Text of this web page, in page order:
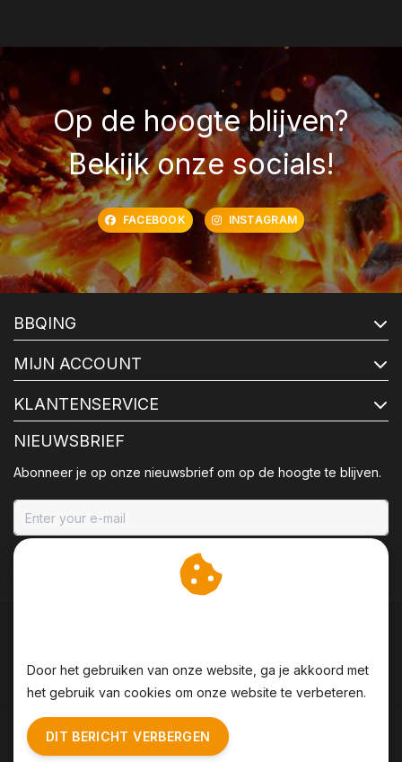
Op de hoogte blijven?
Bekijk onze socials!
FACEBOOK INSTAGRAM
BBQING
MIJN ACCOUNT
KLANTENSERVICE
NIEUWSBRIEF
Abonneer je op onze nieuwsbrief om op de hoogte te blijven.
Algemene voorwaarden | Disclaimer
Sitemap
| RSS Feed
Door het gebruiken van onze website, ga je akkoord met
het gebruik van cookies om onze website te verbeteren.
DIT BERICHT VERBERGEN